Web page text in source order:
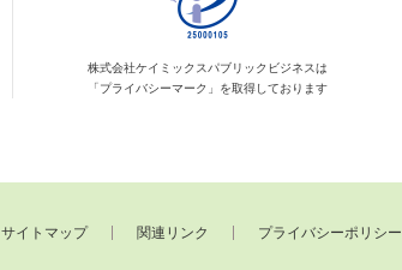
株式会社ケイミックス パブリックビジネスは
「プライバシーマーク」を取得しております
サイトマップ 関連リンク プライバシーポリシー